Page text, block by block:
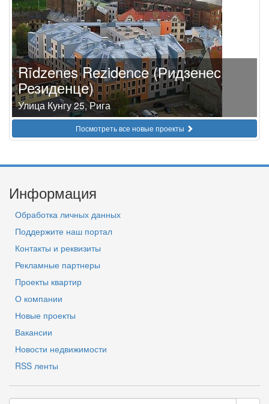
Rīdzenes Rezidence (Ридзенес
Резиденце)
Улица Кунгу 25, Рига
Посмотреть все новые проекты
Информация
Обработка личных данных
Поддержите наш портал
Контакты и реквизиты
Рекламные партнеры
Проекты квартир
О компании
Новые проекты
Вакансии
Новости недвижимости
RSS ленты